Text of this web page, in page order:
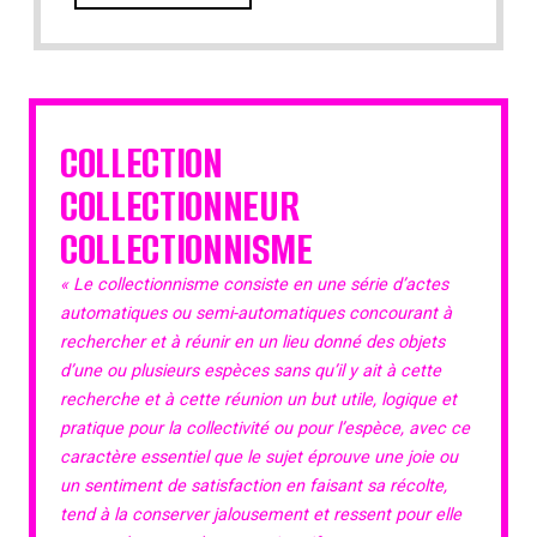
COLLECTION
COLLECTIONNEUR
COLLECTIONNISME
« Le collectionnisme consiste en une série d’actes
automatiques ou semi-automatiques concourant à
rechercher et à réunir en un lieu donné des objets
d’une ou plusieurs espèces sans qu’il y ait à cette
recherche et à cette réunion un but utile, logique et
pratique pour la collectivité ou pour l’espèce, avec ce
caractère essentiel que le sujet éprouve une joie ou
un sentiment de satisfaction en faisant sa récolte,
tend à la conserver jalousement et ressent pour elle